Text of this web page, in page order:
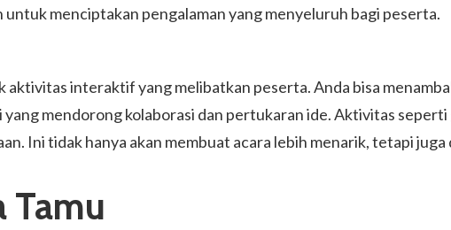
untuk menciptakan pengalaman yang menyeluruh bagi peserta.
aktivitas interaktif yang melibatkan peserta. Anda bisa
mendorong kolaborasi dan pertukaran ide. Aktivitas
Ini tidak hanya akan membuat acara lebih menarik, tetapi
Tamu